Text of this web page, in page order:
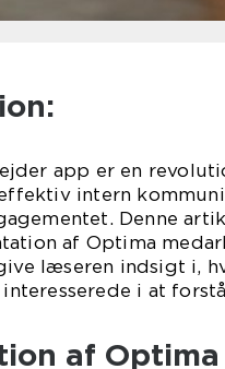
app er en
intern
Denne
af Optima
læseren indsigt i,
interesserede i at
af